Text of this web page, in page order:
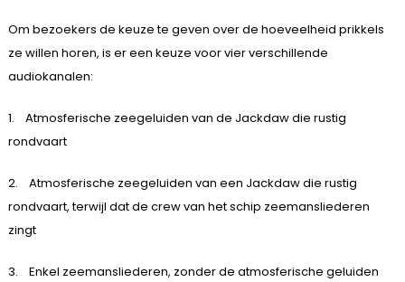
Om bezoekers de keuze te geven over de hoeveelheid prikkels
ze willen horen, is er een keuze voor vier verschillende
audiokanalen:
1. Atmosferische zeegeluiden van de Jackdaw die rustig
rondvaart
2. Atmosferische zeegeluiden van een Jackdaw die rustig
rondvaart, terwijl dat de crew van het schip zeemansliederen
zingt
3. Enkel zeemansliederen, zonder de atmosferische geluiden